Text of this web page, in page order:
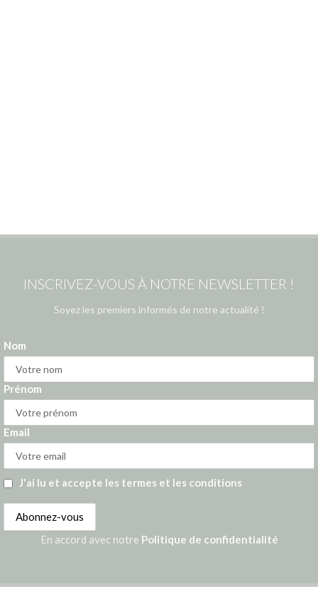
INSCRIVEZ-VOUS À NOTRE NEWSLETTER !
Soyez les premiers informés de notre actualité !
Nom
Prénom
Email
J'ai lu et accepte les termes et les conditions
En accord avec notre Politique de confidentialité